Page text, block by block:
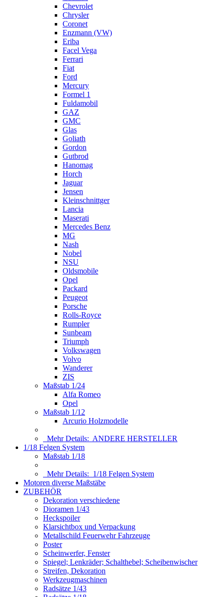
Chevrolet
Chrysler
Coronet
Enzmann (VW)
Eriba
Facel Vega
Ferrari
Fiat
Ford
Mercury
Formel 1
Fuldamobil
GAZ
GMC
Glas
Goliath
Gordon
Gutbrod
Hanomag
Horch
Jaguar
Jensen
Kleinschnittger
Lancia
Maserati
Mercedes Benz
MG
Nash
Nobel
NSU
Oldsmobile
Opel
Packard
Peugeot
Porsche
Rolls-Royce
Rumpler
Sunbeam
Triumph
Volkswagen
Volvo
Wanderer
ZIS
Maßstab 1/24
Alfa Romeo
Opel
Maßstab 1/12
Arcurio Holzmodelle
Mehr Details: ANDERE HERSTELLER
1/18 Felgen System
Maßstab 1/18
Mehr Details: 1/18 Felgen System
Motoren diverse Maßstäbe
ZUBEHÖR
Dekoration verschiedene
Dioramen 1/43
Heckspoiler
Klarsichtbox und Verpackung
Metallschild Feuerwehr Fahrzeuge
Poster
Scheinwerfer, Fenster
Spiegel; Lenkräder; Schalthebel; Scheibenwischer
Streifen, Dekoration
Werkzeugmaschinen
Radsätze 1/43